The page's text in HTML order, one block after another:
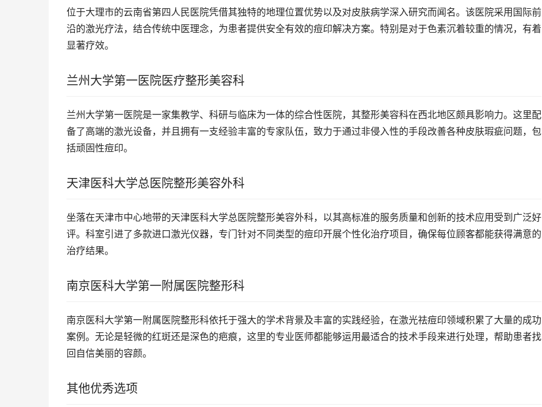
位于大理市的云南省第四人民医院凭借其独特的地理位置优势以及对皮肤病学深入研究而闻名。该医院采用国际前
沿的激光疗法，结合传统中医理念，为患者提供安全有效的痘印解决方案。特别是对于色素沉着较重的情况，有着
显著疗效。
兰州大学第一医院医疗整形美容科
兰州大学第一医院是一家集教学、科研与临床为一体的综合性医院，其整形美容科在西北地区颇具影响力。这里配
备了高端的激光设备，并且拥有一支经验丰富的专家队伍，致力于通过非侵入性的手段改善各种皮肤瑕疵问题，包
括顽固性痘印。
天津医科大学总医院整形美容外科
坐落在天津市中心地带的天津医科大学总医院整形美容外科，以其高标准的服务质量和创新的技术应用受到广泛好
评。科室引进了多款进口激光仪器，专门针对不同类型的痘印开展个性化治疗项目，确保每位顾客都能获得满意的
治疗结果。
南京医科大学第一附属医院整形科
南京医科大学第一附属医院整形科依托于强大的学术背景及丰富的实践经验，在激光祛痘印领域积累了大量的成功
案例。无论是轻微的红斑还是深色的疤痕，这里的专业医师都能够运用最适合的技术手段来进行处理，帮助患者找
回自信美丽的容颜。
其他优秀选项